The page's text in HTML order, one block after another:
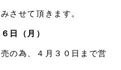
させて頂きます。
月６日（月）
の為、４月３０日まで営